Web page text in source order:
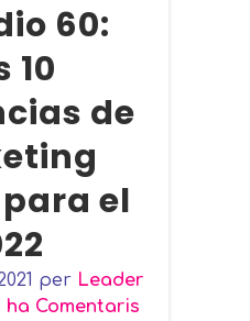
60:
10
de
el
per Leader
ha Comentaris